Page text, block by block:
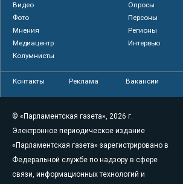
Видео
Опросы
Фото
Персоны
Мнения
Регионы
Медиацентр
Интервью
Колумнисты
Контакты Реклама Вакансии
© «Парламентская газета», 2026 г.
Электронное периодическое издание
«Парламентская газета» зарегистрировано в
Федеральной службе по надзору в сфере
связи, информационных технологий и